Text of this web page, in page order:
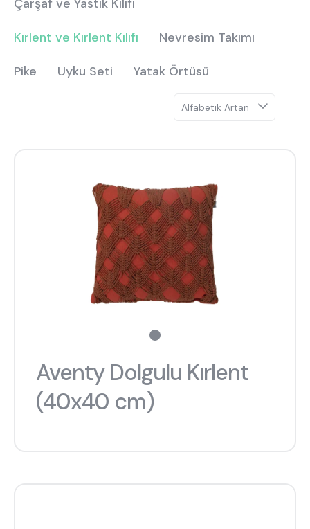
İş Ortaklığı
Öneriler
444 8 543
Yastık, Yorgan & Alez
Yatak Tekstili
Kırlent ve Kırlent Kılıfı Nevresim Takımı
Pike Uyku Seti Yatak Örtüsü
Aventy Dolgulu Kırlent
(40x40 cm)